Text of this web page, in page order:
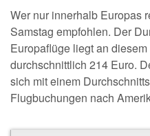
Wer nur innerhalb Europas
Samstag empfohlen. Der
Europaflüge liegt an
durchschnittlich 214 Euro.
sich mit einem
Flugbuchungen nach